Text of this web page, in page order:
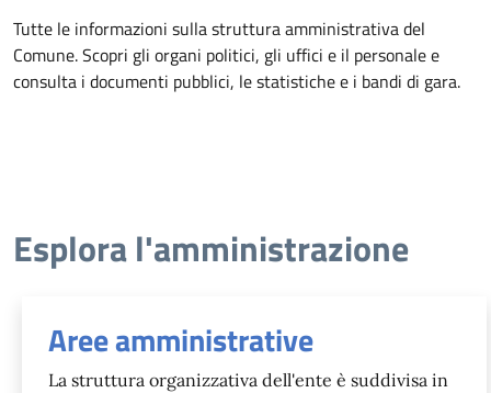
Tutte le informazioni sulla struttura amministrativa del
Comune. Scopri gli organi politici, gli uffici e il personale e
consulta i documenti pubblici, le statistiche e i bandi di gara.
Esplora l'amministrazione
Aree amministrative
La struttura organizzativa dell'ente è suddivisa in